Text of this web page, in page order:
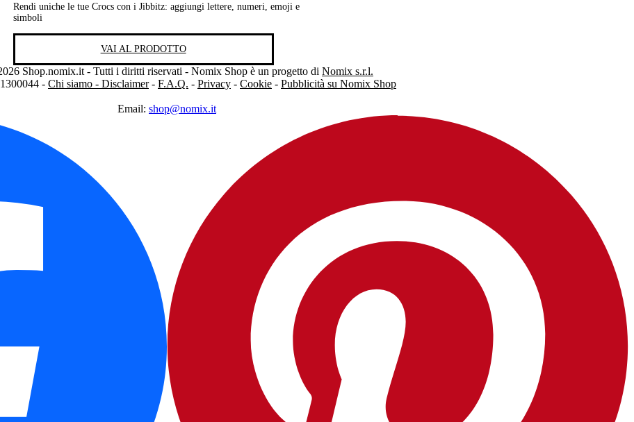
Rendi uniche le tue Crocs con i Jibbitz: aggiungi lettere, numeri, emoji e
simboli
VAI AL PRODOTTO
Shop.nomix.it - Tutti i diritti riservati - Nomix Shop è un progetto di Nomix s.r.l.
- Chi siamo - Disclaimer- F.A.Q. - Privacy - Cookie - Pubblicità su Nomix Shop
Email: shop@nomix.it